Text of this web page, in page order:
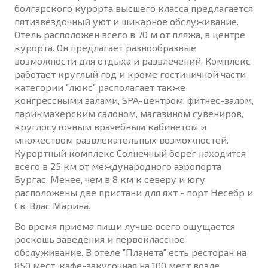
болгарского курорта высшего класса предлагается
пятизвёздочный уют и шикарное обслуживание.
Отель расположен всего в 70 м от пляжа, в центре
курорта. Он предлагает разнообразные
возможности для отдыха и развлечений. Комплекс
работает круглый год и кроме гостиничной части
категории "люкс" располагает также
конгрессными залами, SPA-центром, фитнес-залом,
парикмахерским салоном, магазином сувениров,
круглосуточным врачебным кабинетом и
множеством развлекательных возможностей.
Курортный комплекс Солнечный берег находится
всего в 25 км от международного аэропорта
Бургас. Менее, чем в 8 км к северу и югу
расположены две пристани для яхт - порт Несебр и
Св. Влас Марина.
Во время приёма пищи лучше всего ощущается
роскошь заведения и первоклассное
обслуживание. В отеле "Планета" есть ресторан на
850 мест, кафе-закусочная на 100 мест возле